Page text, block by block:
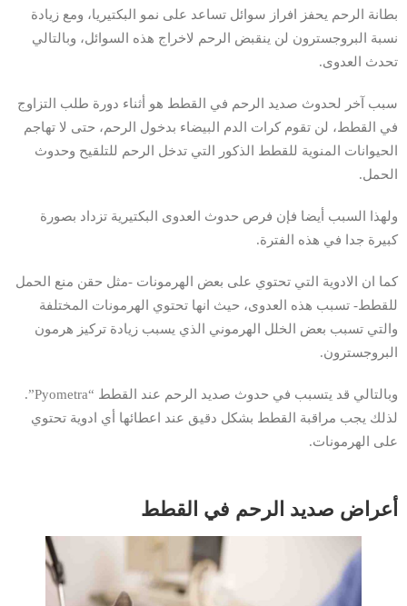
بطانة الرحم يحفز افراز سوائل تساعد على نمو البكتيريا، ومع زيادة
نسبة البروجسترون لن ينقبض الرحم لاخراج هذه السوائل، وبالتالي
تحدث العدوى.
سبب آخر لحدوث صديد الرحم في القطط هو أثناء دورة طلب التزاوج
في القطط، لن تقوم كرات الدم البيضاء بدخول الرحم، حتى لا تهاجم
الحيوانات المنوية للقطط الذكور التي تدخل الرحم للتلقيح وحدوث
الحمل.
ولهذا السبب أيضا فإن فرص حدوث العدوى البكتيرية تزداد بصورة
كبيرة جدا في هذه الفترة.
كما ان الادوية التي تحتوي على بعض الهرمونات -مثل حقن منع الحمل
للقطط- تسبب هذه العدوى، حيث انها تحتوي الهرمونات المختلفة
والتي تسبب بعض الخلل الهرموني الذي يسبب زيادة تركيز هرمون
البروجسترون.
وبالتالي قد يتسبب في حدوث صديد الرحم عند القطط “Pyometra”.
لذلك يجب مراقبة القطط بشكل دقيق عند اعطائها أي ادوية تحتوي
على الهرمونات.
أعراض صديد الرحم في القطط